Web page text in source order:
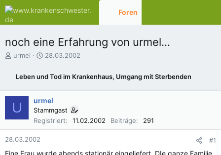
Foren
noch eine Erfahrung von urmel...
E
e
urmel
E
s
t
e
l
l
t
a
28.03.2002
Leben und Tod im Krankenhaus, Umgang mit Sterbenden
U urmel
Stammgast
Registriert
11.02.2002 Beiträge 291
28.03.2002 #1
Eine Frau wurde abends stationär eingeliefert. DIe ganze Familie